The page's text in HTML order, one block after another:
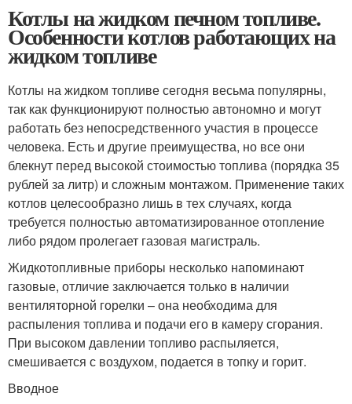
Котлы на жидком печном топливе.
Особенности котлов работающих на
жидком топливе
Котлы на жидком топливе сегодня весьма популярны,
так как функционируют полностью автономно и могут
работать без непосредственного участия в процессе
человека. Есть и другие преимущества, но все они
блекнут перед высокой стоимостью топлива (порядка 35
рублей за литр) и сложным монтажом. Применение таких
котлов целесообразно лишь в тех случаях, когда
требуется полностью автоматизированное отопление
либо рядом пролегает газовая магистраль.
Жидкотопливные приборы несколько напоминают
газовые, отличие заключается только в наличии
вентиляторной горелки – она необходима для
распыления топлива и подачи его в камеру сгорания.
При высоком давлении топливо распыляется,
смешивается с воздухом, подается в топку и горит.
Вводное